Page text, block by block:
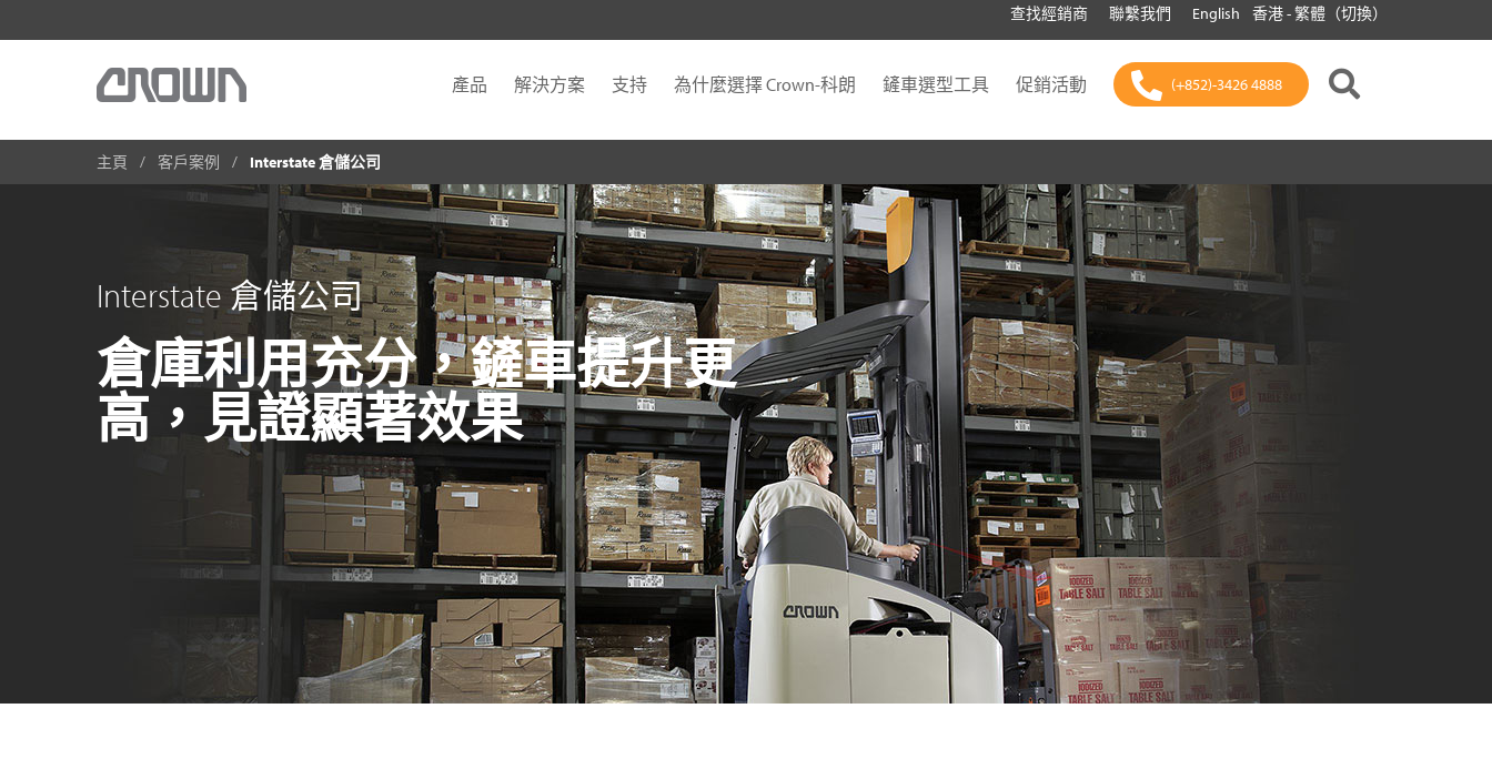
查找經銷商 聯繫我們 English 香港 - 繁體（切換）
產品 解決方案 支持 為什麼選擇 Crown-科朗 鏟車選型工具 促銷活動 (+852)-3426 4888
主頁 客戶案例 Interstate 倉儲公司
Interstate 倉儲公司
倉庫利用充分，鏟車提升更
高，見證顯著效果